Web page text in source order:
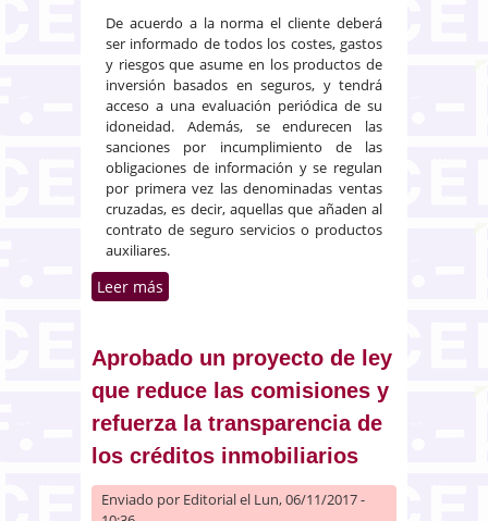
De acuerdo a la norma el cliente deberá
ser informado de todos los costes, gastos
y riesgos que asume en los productos de
inversión basados en seguros, y tendrá
acceso a una evaluación periódica de su
idoneidad. Además, se endurecen las
sanciones por incumplimiento de las
obligaciones de información y se regulan
por primera vez las denominadas ventas
cruzadas, es decir, aquellas que añaden al
contrato de seguro servicios o productos
auxiliares.
Leer más
reaseguros privados
Aprobado un proyecto de ley
que reduce las comisiones y
refuerza la transparencia de
los créditos inmobiliarios
Enviado por Editorialel Lun, 06/11/2017 -